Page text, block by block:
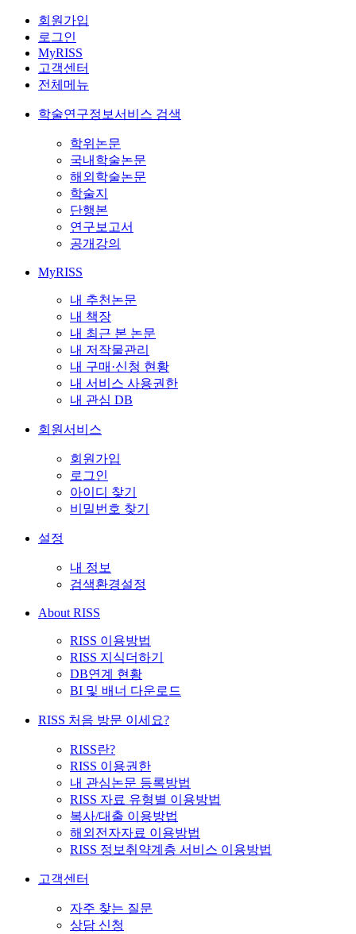
회원가입
로그인
MyRISS
고객센터
전체메뉴
학술연구정보서비스 검색
학위논문
국내학술논문
해외학술논문
학술지
단행본
연구보고서
공개강의
MyRISS
내 추천논문
내 책장
내 최근 본 논문
내 저작물관리
내 구매·신청 현황
내 서비스 사용권한
내 관심 DB
회원서비스
회원가입
로그인
아이디 찾기
비밀번호 찾기
설정
내 정보
검색환경설정
About RISS
RISS 이용방법
RISS 지식더하기
DB연계 현황
BI 및 배너 다운로드
RISS 처음 방문 이세요?
RISS란?
RISS 이용권한
내 관심논문 등록방법
RISS 자료 유형별 이용방법
복사/대출 이용방법
해외전자자료 이용방법
RISS 정보취약계층 서비스 이용방법
고객센터
자주 찾는 질문
상담 신청